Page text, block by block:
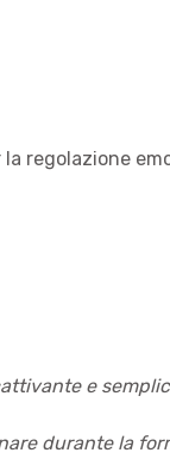
la regolazione
e
durante la